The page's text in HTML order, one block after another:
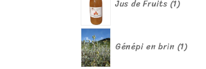
Jus de Fruits 1produit
Génépi en brin 1produit